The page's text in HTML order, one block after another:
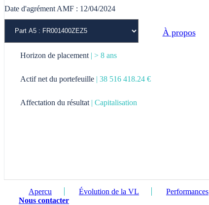
À propos
Fr
Date d'agrément AMF : 12/04/2024
Horizon de placement | > 8 ans
Actif net du portefeuille | 38 516 418.24 €
Affectation du résultat | Capitalisation
Apercu Évolution de la VL Performances
Nous contacter